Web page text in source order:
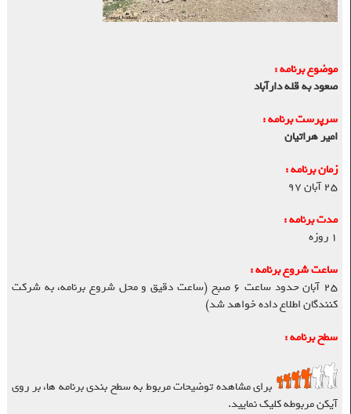
موضوع برنامه :
صعود به قله دارآباد
سرپرست برنامه :
امیر هراتیان
زمان برنامه :
۲۵ آبان ۹۷
مدت برنامه :
۱ روزه
ساعت شروع برنامه :
۲۵ آبان حدود ساعت ۶ صبح (ساعت دقیق و محل شروع برنامه، به شرکت
کنندگان اطلاع داده خواهد شد)
سطح برنامه :
برای مشاهده توضیحات مربوط به سطح بندی برنامه ها، بر روی
آیکن مربوطه کلیک نمایید.